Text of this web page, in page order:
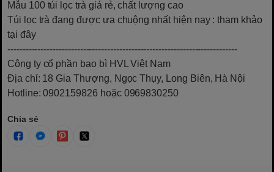
Mẫu 100 túi lọc trà giá rẻ, chất lượng cao
Túi lọc trà đang được ưa chuộng nhất hiện nay: tham khảo
tại đây
----------------------------------------------------------------------------
Công ty cổ phần bao bì HVL Việt Nam
Địa chỉ: 18 Gia Thượng, Ngọc Thụy, Long Biên, Hà Nội
Hotline: 0902159826 hoặc 0969830250
Chia sẻ